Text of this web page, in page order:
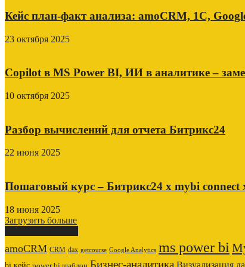
Кейс план-факт анализа: amoCRM, 1C,
23 октября 2025
Copilot в MS Power BI, ИИ в аналитике –
10 октября 2025
Разбор вычислений для отчета Битрикс24
22 июня 2025
Пошаговый курс – Битрикс24 х mybi connect
18 июня 2025
Загрузить больше
amoCRM CRM dax getcourse Google Analytics ms power bi
Бизнес-аналитика